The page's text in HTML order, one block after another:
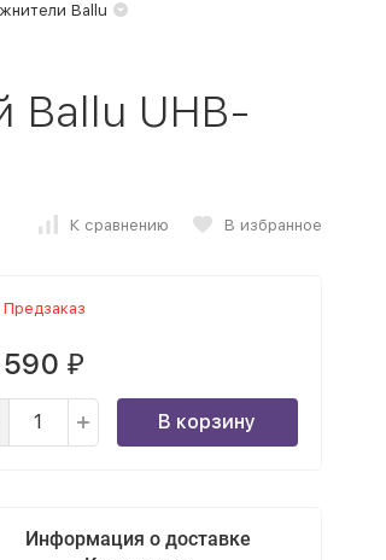
Ballu
Ballu UHB-
К сравнению В избранное
Предзаказ
₽
В корзину
Информация о доставке